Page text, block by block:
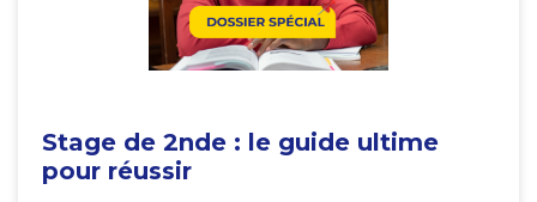
Stage de 2nde : le guide ultime
pour réussir